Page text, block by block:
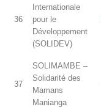
36
Internationale
pour le
Développement
(SOLIDEV)
37
SOLIMAMBE –
Solidarité des
Mamans
Manianga